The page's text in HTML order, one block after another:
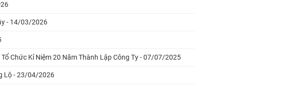
- 14/03/2026
Chức Kỉ Niệm 20 Năm Thành Lập Công Ty - 07/07/2025
Lộ - 23/04/2026